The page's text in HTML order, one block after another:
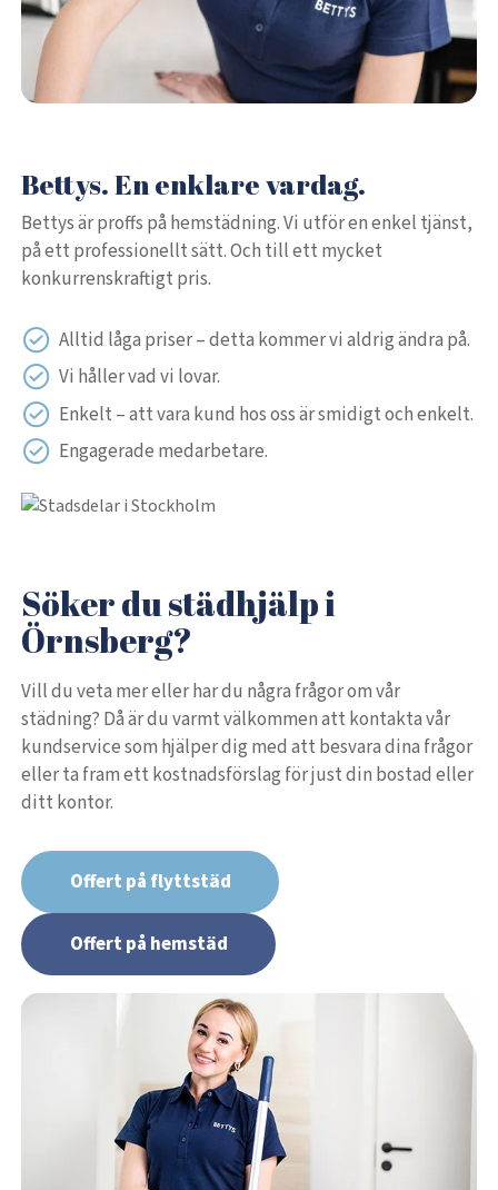
Bettys. En enklare vardag.
Bettys är proffs på hemstädning. Vi utför en enkel tjänst,
på ett professionellt sätt. Och till ett mycket
konkurrenskraftigt pris.
Alltid låga priser – detta kommer vi aldrig ändra på.
Vi håller vad vi lovar.
Enkelt – att vara kund hos oss är smidigt och enkelt.
Engagerade medarbetare.
Söker du städhjälp i
Örnsberg?
Vill du veta mer eller har du några frågor om vår
städning? Då är du varmt välkommen att kontakta vår
kundservice som hjälper dig med att besvara dina frågor
eller ta fram ett kostnadsförslag för just din bostad eller
ditt kontor.
Offert på flyttstäd
Offert på hemstäd